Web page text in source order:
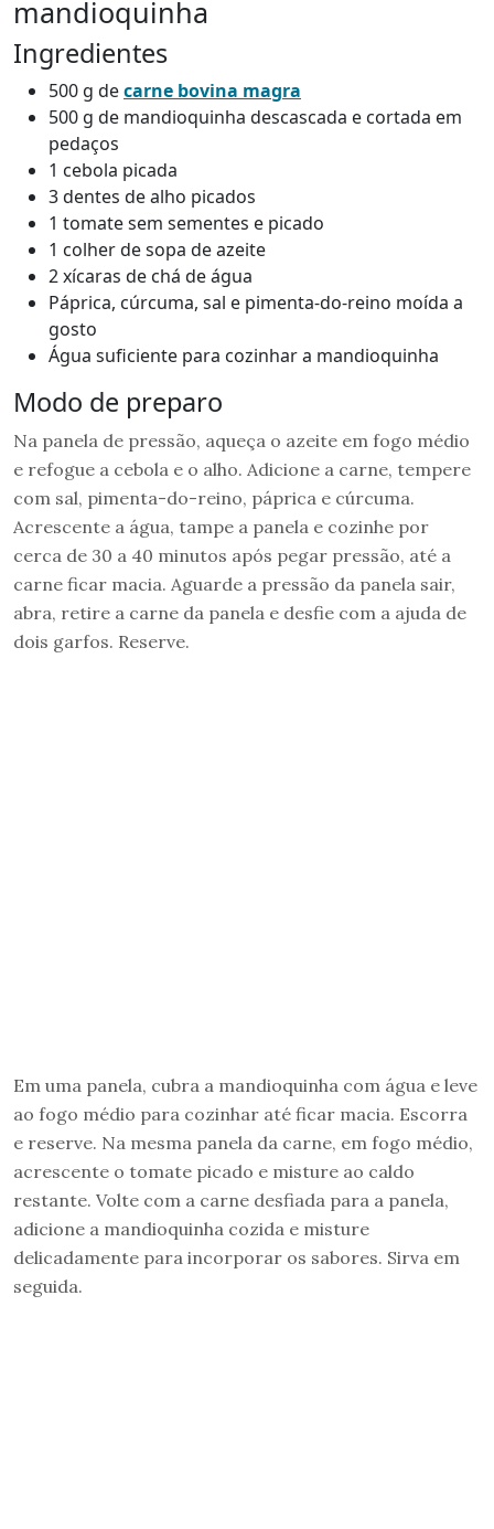
mandioquinha
Ingredientes
500 g decarne bovina magra
500 g de mandioquinha descascada e cortada em
pedaços
1 cebola picada
3 dentes de alho picados
1 tomate sem sementes e picado
1 colher de sopa de azeite
2 xícaras de chá de água
Páprica, cúrcuma, sal e pimenta-do-reino moída a
gosto
Água suficiente para cozinhar a mandioquinha
Modo de preparo
Na panela de pressão, aqueça o azeite em fogo médio
e refogue a cebola e o alho. Adicione a carne, tempere
com sal, pimenta-do-reino, páprica e cúrcuma.
Acrescente a água, tampe a panela e cozinhe por
cerca de 30 a 40 minutos após pegar pressão, até a
carne ficar macia. Aguarde a pressão da panela sair,
abra, retire a carne da panela e desfie com a ajuda de
dois garfos. Reserve.
Em uma panela, cubra a mandioquinha com água e leve
ao fogo médio para cozinhar até ficar macia. Escorra
e reserve. Na mesma panela da carne, em fogo médio,
acrescente o tomate picado e misture ao caldo
restante. Volte com a carne desfiada para a panela,
adicione a mandioquinha cozida e misture
delicadamente para incorporar os sabores. Sirva em
seguida.